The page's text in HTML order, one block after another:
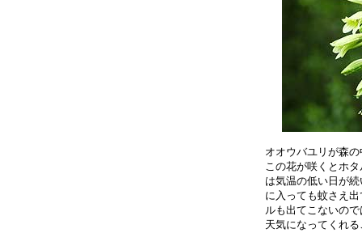
オオウバユリが森
この花が咲くとホ
は気温の低い日が
に入っても蚊さえ
ルも出てこないの